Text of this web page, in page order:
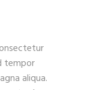
tempor
aliqua.